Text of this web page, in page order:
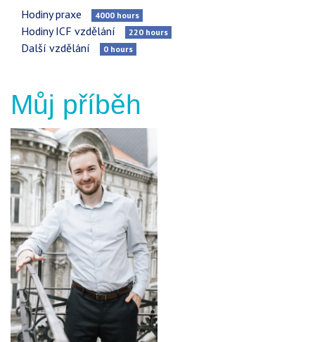
Hodiny praxe 4000 hours
Hodiny ICF vzdělání 220 hours
Další vzdělání 0 hours
Můj příběh